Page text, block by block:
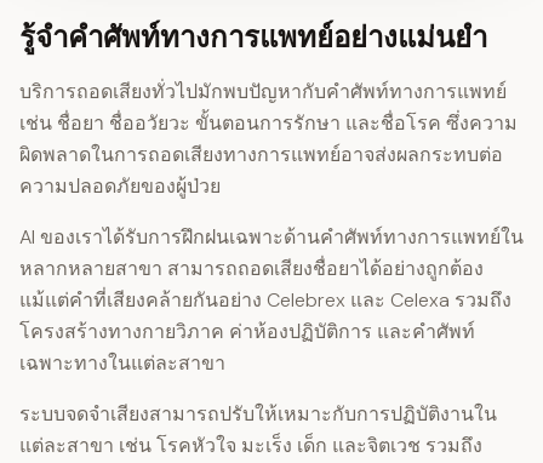
รู้จำคำศัพท์ทางการแพทย์อย่างแม่นยำ
บริการถอดเสียงทั่วไปมักพบปัญหากับคำศัพท์ทางการแพทย์
เช่น ชื่อยา ชื่ออวัยวะ ขั้นตอนการรักษา และชื่อโรค ซึ่งความ
ผิดพลาดในการถอดเสียงทางการแพทย์อาจส่งผลกระทบต่อ
ความปลอดภัยของผู้ป่วย
AI ของเราได้รับการฝึกฝนเฉพาะด้านคำศัพท์ทางการแพทย์ใน
หลากหลายสาขา สามารถถอดเสียงชื่อยาได้อย่างถูกต้อง
แม้แต่คำที่เสียงคล้ายกันอย่าง Celebrex และ Celexa รวมถึง
โครงสร้างทางกายวิภาค ค่าห้องปฏิบัติการ และคำศัพท์
เฉพาะทางในแต่ละสาขา
ระบบจดจำเสียงสามารถปรับให้เหมาะกับการปฏิบัติงานใน
แต่ละสาขา เช่น โรคหัวใจ มะเร็ง เด็ก และจิตเวช รวมถึง